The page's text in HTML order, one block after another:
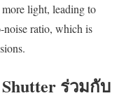
light, leading to
noise ratio, which is
ร่วมกับ